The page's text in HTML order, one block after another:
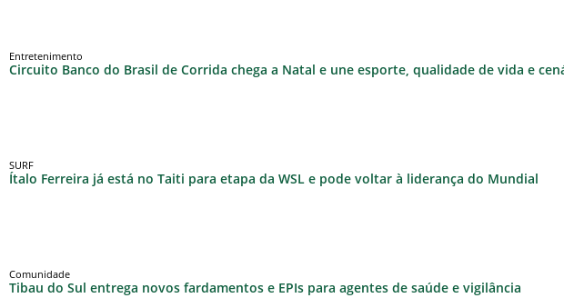
Entretenimento
Circuito Banco do Brasil de Corrida chega a Natal e une esporte, qualidade de vida e
SURF
Ítalo Ferreira já está no Taiti para etapa da WSL e pode voltar à liderança do Mundial
Comunidade
Tibau do Sul entrega novos fardamentos e EPIs para agentes de saúde e vigilância